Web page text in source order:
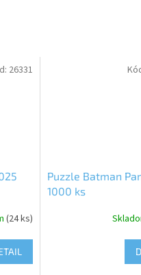
(24 ks)
26331
Puzzle Batman
1000 ks